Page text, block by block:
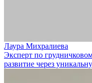
Лаура Михралиева
Эксперт по
развитие через